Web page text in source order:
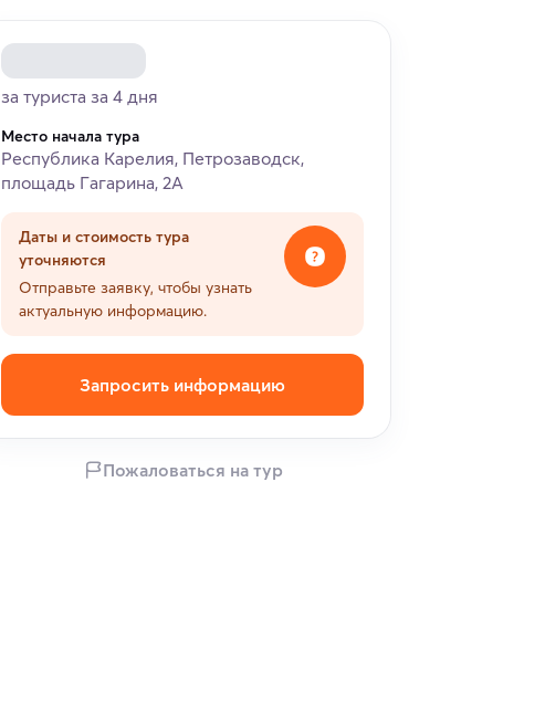
за туриста за 4 дня
Место начала тура
Республика Карелия, Петрозаводск,
площадь Гагарина, 2А
Даты и стоимость тура
уточняются
Отправьте заявку, чтобы узнать
актуальную информацию.
Запросить информацию
Пожаловаться на тур